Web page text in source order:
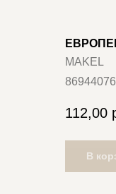
MAKEL
112,00
В